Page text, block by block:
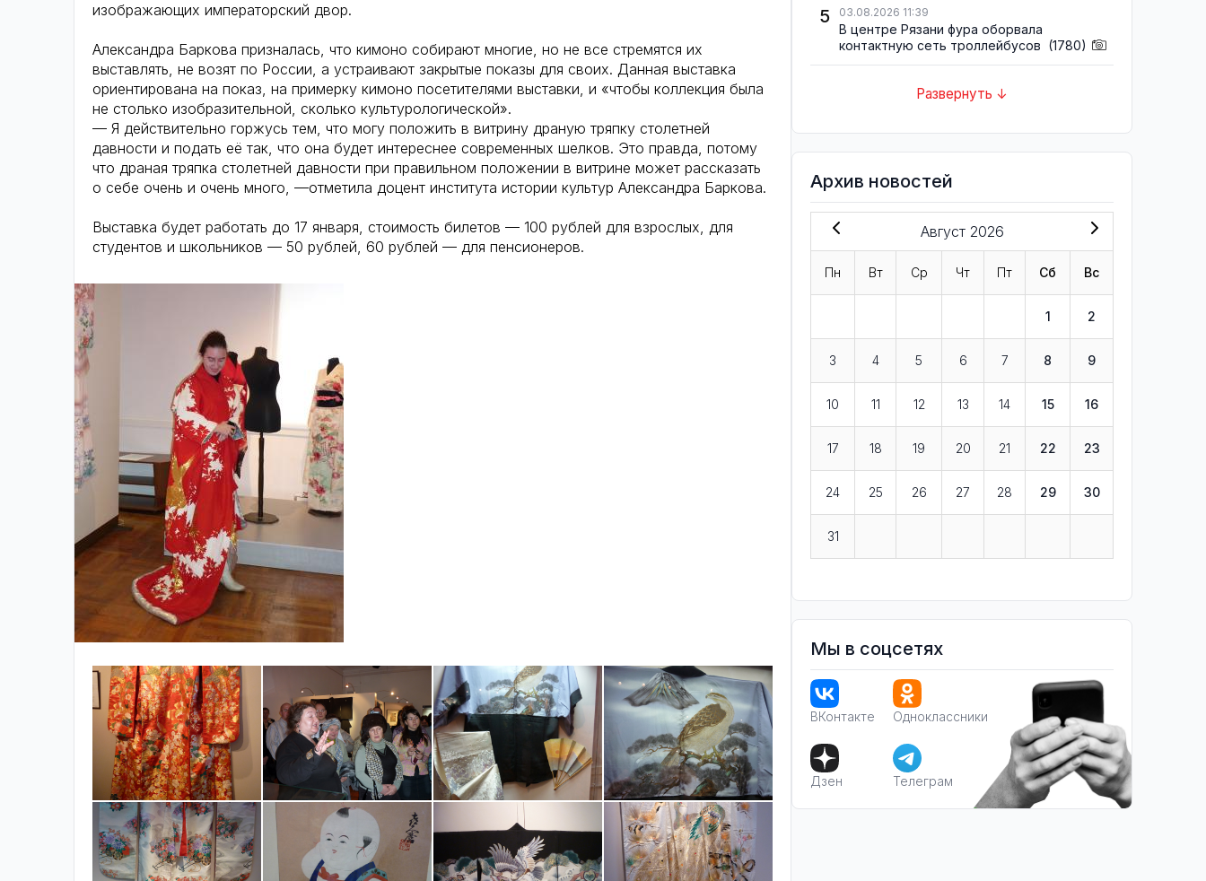
изображающих императорский двор.
Александра Баркова призналась, что кимоно собирают многие, но не все стремятся их
выставлять, не возят по России, а устраивают закрытые показы для своих. Данная выставка
ориентирована на показ, на примерку кимоно посетителями выставки, и «чтобы коллекция была
не столько изобразительной, сколько культурологической».
— Я действительно горжусь тем, что могу положить в витрину драную тряпку столетней
давности и подать её так, что она будет интереснее современных шелков. Это правда, потому
что драная тряпка столетней давности при правильном положении в витрине может рассказать
о себе очень и очень много, —отметила доцент института истории культур Александра Баркова.
Выставка будет работать до 17 января, стоимость билетов — 100 рублей для взрослых, для
студентов и школьников — 50 рублей, 60 рублей — для пенсионеров.
5 03.08.2026 11:39
В центре Рязани фура оборвала
контактную сеть троллейбусов (1780)
Развернуть ↓
Архив новостей
Август 2026
Пн Вт Ср Чт Пт Сб Вс
1 2
3 4 5 6 7 8 9
10 11 12 13 14 15 16
17 18 19 20 21 22 23
24 25 26 27 28 29 30
31
Мы в соцсетях
ВКонтакте Одноклассники
Дзен Телеграм